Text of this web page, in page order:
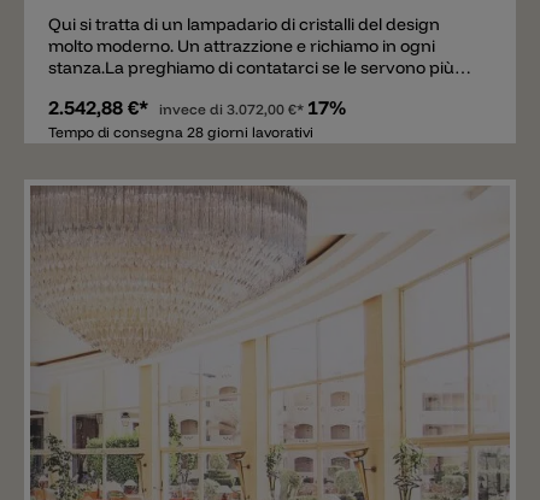
Qui si tratta di un lampadario di cristalli del design
molto moderno. Un attrazzione e richiamo in ogni
stanza.La preghiamo di contatarci se le servono più
scelto.
2.542,88 €* invece di 3.072,00 €* 17%
Tempo di consegna 28 giorni lavorativi